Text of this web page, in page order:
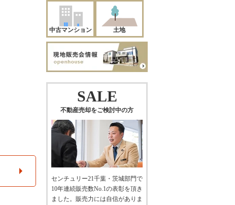
中古マンション 土地
SALE
不動産売却をご検討中の方
センチュリー21千葉・茨城部門で
10年連続販売数No.1の表彰を頂き
ました。販売力には自信がありま